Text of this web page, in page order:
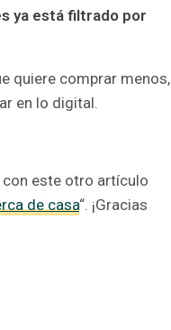
ya está filtrado por
quiere comprar menos,
en lo digital.
este otro artículo
de casa“. ¡Gracias